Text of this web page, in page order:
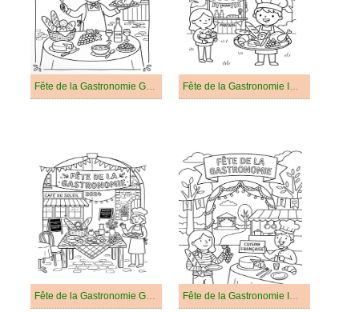
Fête de la Gastronomie Gratuit Pour les Enfants Fête de la Gastronomie Imprimable Gratuit
Fête de la Gastronomie Gratuit Fête de la Gastronomie Imprimable